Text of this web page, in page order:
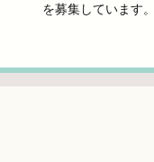
を募集しています。